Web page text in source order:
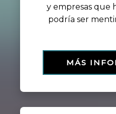
y empresas que
podría ser
MÁS